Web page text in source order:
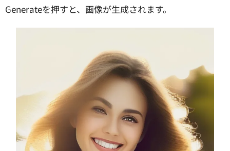
Generateを押すと、画像が生成されます。